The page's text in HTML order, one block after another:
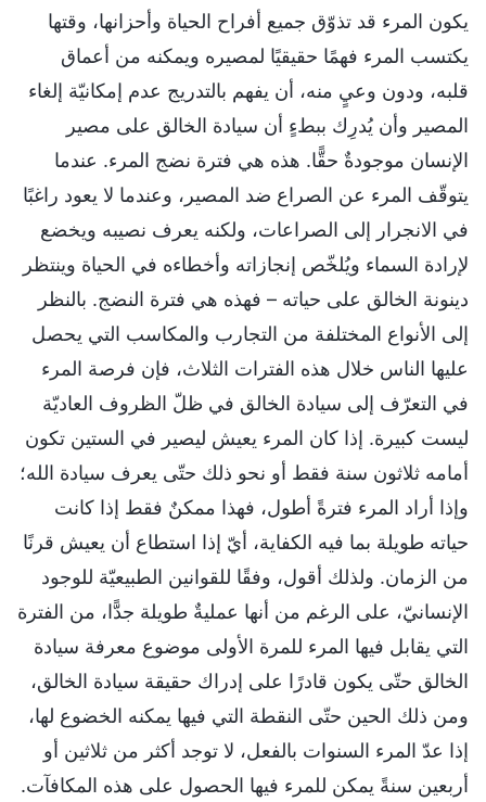
يكون المرء قد تذوّق جميع أفراح الحياة وأحزانها، وقتها
يكتسب المرء فهمًا حقيقيًا لمصيره ويمكنه من أعماق
قلبه، ودون وعيٍ منه، أن يفهم بالتدريج عدم إمكانيّة إلغاء
المصير وأن يُدرِك ببطءٍ أن سيادة الخالق على مصير
الإنسان موجودةٌ حقًّا. هذه هي فترة نضج المرء. عندما
يتوقّف المرء عن الصراع ضد المصير، وعندما لا يعود راغبًا
في الانجرار إلى الصراعات، ولكنه يعرف نصيبه ويخضع
لإرادة السماء ويُلخّص إنجازاته وأخطاءه في الحياة وينتظر
دينونة الخالق على حياته – فهذه هي فترة النضج. بالنظر
إلى الأنواع المختلفة من التجارب والمكاسب التي يحصل
عليها الناس خلال هذه الفترات الثلاث، فإن فرصة المرء
في التعرّف إلى سيادة الخالق في ظلّ الظروف العاديّة
ليست كبيرة. إذا كان المرء يعيش ليصير في الستين تكون
أمامه ثلاثون سنة فقط أو نحو ذلك حتّى يعرف سيادة الله؛
وإذا أراد المرء فترةً أطول، فهذا ممكنٌ فقط إذا كانت
حياته طويلة بما فيه الكفاية، أيّ إذا استطاع أن يعيش قرنًا
من الزمان. ولذلك أقول، وفقًا للقوانين الطبيعيّة للوجود
الإنسانيّ، على الرغم من أنها عمليةٌ طويلة جدًّا، من الفترة
التي يقابل فيها المرء للمرة الأولى موضوع معرفة سيادة
الخالق حتّى يكون قادرًا على إدراك حقيقة سيادة الخالق،
ومن ذلك الحين حتّى النقطة التي فيها يمكنه الخضوع لها،
إذا عدّ المرء السنوات بالفعل، لا توجد أكثر من ثلاثين أو
أربعين سنةً يمكن للمرء فيها الحصول على هذه المكافآت.